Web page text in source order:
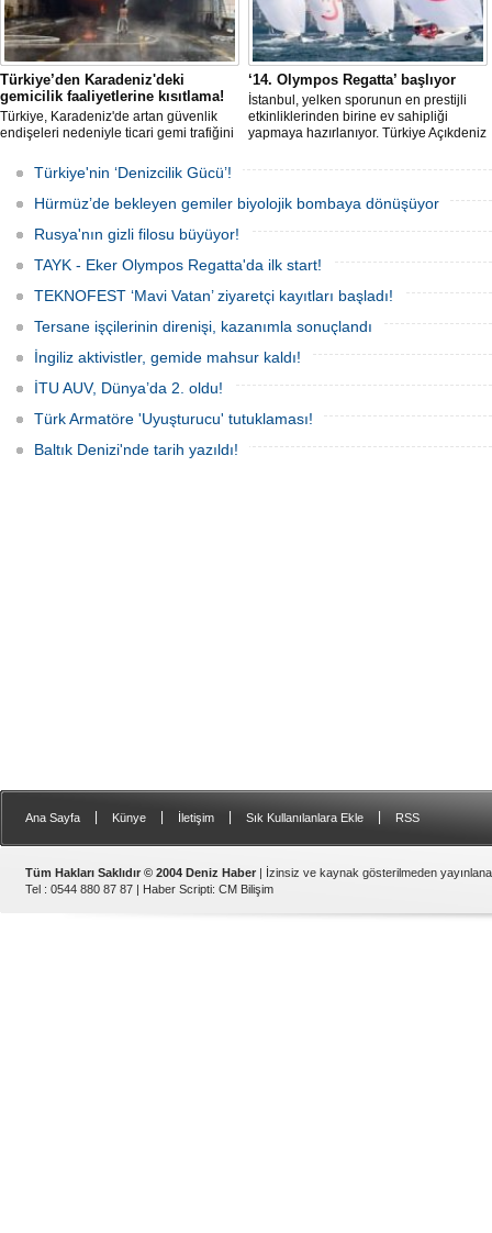
Türkiye’den Karadeniz'deki
gemicilik faaliyetlerine kısıtlama!
Türkiye, Karadeniz'de artan güvenlik
endişeleri nedeniyle ticari gemi trafiğini
bölgedeki gıda güvenliğini tehdit ediyor.
‘14. Olympos Regatta’ başlıyor
İstanbul, yelken sporunun en prestijli
etkinliklerinden birine ev sahipliği
yapmaya hazırlanıyor. Türkiye Açıkdeniz
Federasyonu ve Eker Süt Ürünleri iş
TAYK - Eker Olympos Regatta, 7
Ağustos'ta start alacak ve 16 Ağustos'a
kadar deniz tutkunlarını bir araya
Türkiye'nin ‘Denizcilik Gücü’!
Hürmüz’de bekleyen gemiler biyolojik bombaya dönüşüyor
Rusya'nın gizli filosu büyüyor!
TAYK - Eker Olympos Regatta'da ilk start!
TEKNOFEST ‘Mavi Vatan’ ziyaretçi kayıtları başladı!
Tersane işçilerinin direnişi, kazanımla sonuçlandı
İngiliz aktivistler, gemide mahsur kaldı!
İTU AUV, Dünya’da 2. oldu!
Türk Armatöre 'Uyuşturucu' tutuklaması!
Baltık Denizi'nde tarih yazıldı!
Ana Sayfa Künye İletişim Sık Kullanılanlara Ekle RSS
Tüm Hakları Saklıdır © 2004 Deniz Haber | İzinsiz ve kaynak gösterilmeden
Tel : 0544 880 87 87 | Haber Scripti: CM Bilişim